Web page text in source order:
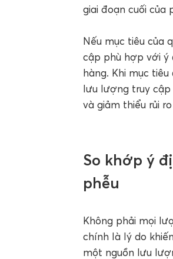
giai đoạn cuối của
Nếu mục tiêu của
cập phù hợp với ý
hàng. Khi mục
lưu lượng truy
và giảm thiểu rủi
So khớp ý
phễu
Không phải mọi
chính là lý do
một nguồn lưu